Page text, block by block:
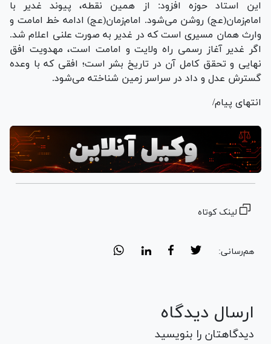
این استاد حوزه افزود: از همین نقطه، پیوند غدیر با
امام‌زمان(عج) روشن می‌شود. امام‌زمان(عج) ادامه خط امامت و
وارث همان مسیری است که در غدیر به صورت علنی اعلام شد.
اگر غدیر آغاز رسمی راه ولایت و امامت است، مهدویت افق
نهایی و تحقق کامل آن در تاریخ بشر است؛ افقی که با وعده
گسترش عدل و داد در سراسر زمین شناخته می‌شود.
انتهای پیام/
لینک کوتاه
هم‌رسانی:
ارسال دیدگاه
دیدگاهتان را بنویسید